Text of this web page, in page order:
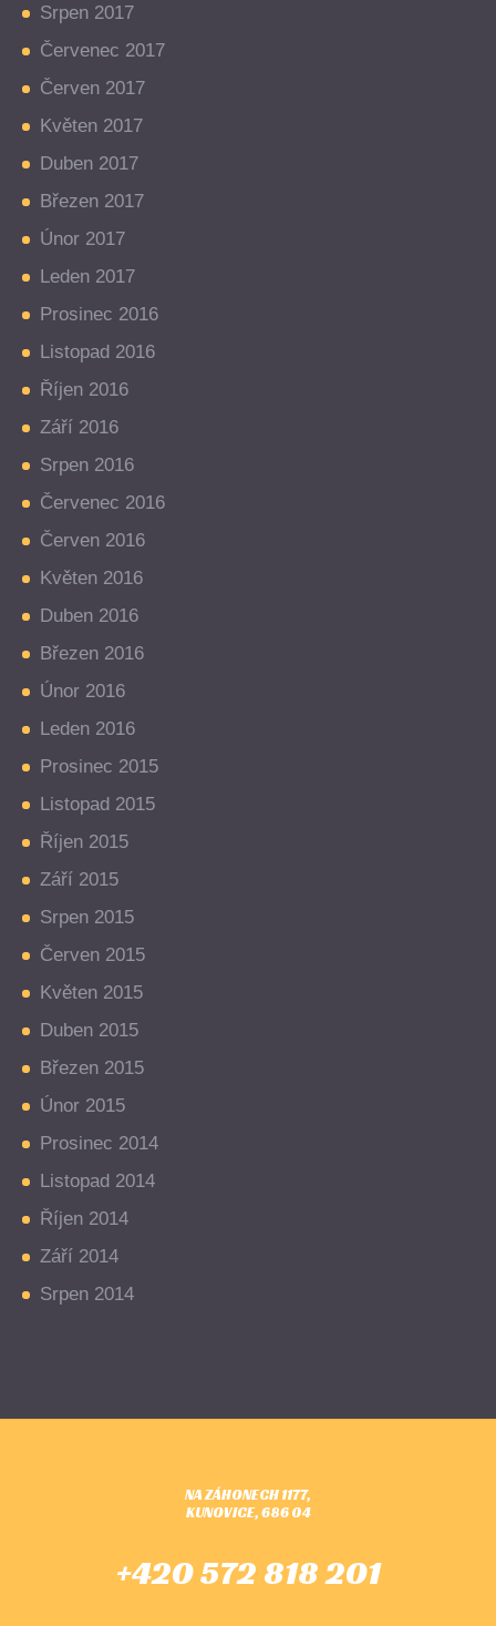
Srpen 2017
Červenec 2017
Červen 2017
Květen 2017
Duben 2017
Březen 2017
Únor 2017
Leden 2017
Prosinec 2016
Listopad 2016
Říjen 2016
Září 2016
Srpen 2016
Červenec 2016
Červen 2016
Květen 2016
Duben 2016
Březen 2016
Únor 2016
Leden 2016
Prosinec 2015
Listopad 2015
Říjen 2015
Září 2015
Srpen 2015
Červen 2015
Květen 2015
Duben 2015
Březen 2015
Únor 2015
Prosinec 2014
Listopad 2014
Říjen 2014
Září 2014
Srpen 2014
NA ZÁHONECH 1177,
KUNOVICE, 686 04
+420 572 818 201